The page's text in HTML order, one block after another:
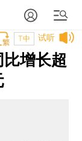
试听
T中
增长超